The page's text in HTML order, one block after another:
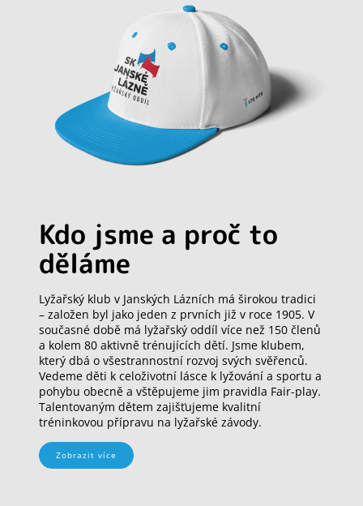
Kdo jsme a proč to
děláme
Lyžařský klub v Janských Lázních má širokou tradici
– založen byl jako jeden z prvních již v roce 1905. V
současné době má lyžařský oddíl více než 150 členů
a kolem 80 aktivně trénujících dětí. Jsme klubem,
který dbá o všestrannostní rozvoj svých svěřenců.
Vedeme děti k celoživotní lásce k lyžování a sportu a
pohybu obecně a vštěpujeme jim pravidla Fair-play.
Talentovaným dětem zajišťujeme kvalitní
tréninkovou přípravu na lyžařské závody.
Zobrazit více